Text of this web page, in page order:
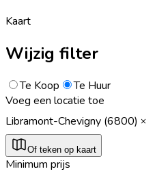
Kaart
Wijzig filter
Te Koop
Te Huur
Voeg een locatie toe
Libramont-Chevigny (6800)
Of teken op kaart
Minimum prijs